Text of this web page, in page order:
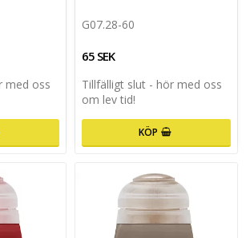
med oss
G07.28-60
65 SEK
Tillfälligt slut - hör med oss
om lev tid!
KÖP